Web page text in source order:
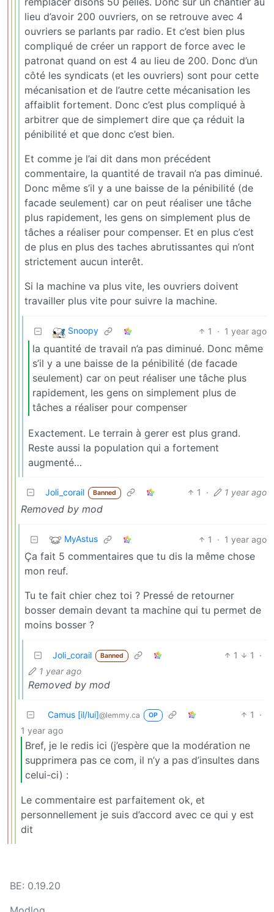
lieu d’avoir 200 ouvriers, on se retrouve avec 4
ouvriers se parlants par radio. Et c’est bien plus
compliqué de créer un rapport de force avec le
patronat quand on est 4 au lieu de 200. Donc d’un
côté les syndicats (et les ouvriers) sont pour cette
mécanisation et de l’autre cette mécanisation les
affaiblit fortement. Donc c’est plus compliqué à
arbitrer que de simplemert dire que ça réduit la
pénibilité et que donc c’est bien.
Et comme je l’ai dit dans mon précédent
commentaire, la quantité de travail n’a pas diminué.
Donc même s’il y a une baisse de la pénibilité (de
facade seulement) car on peut réaliser une tâche
plus rapidement, les gens on simplement plus de
tâches a réaliser pour compenser. Et en plus c’est
de plus en plus des taches abrutissantes qui n’ont
strictement aucun interêt.
Si la machine va plus vite, les ouvriers doivent
travailler plus vite pour suivre la machine.
Snoopy 1 · 1 year ago
la quantité de travail n’a pas diminué. Donc même
s’il y a une baisse de la pénibilité (de facade
seulement) car on peut réaliser une tâche plus
rapidement, les gens on simplement plus de
tâches a réaliser pour compenser
Exactement. Le terrain à gerer est plus grand.
Reste aussi la population qui a fortement
augmenté…
Joli_corail Banned 1 · 1 year ago
Removed by mod
MyAstus 1 · 1 year ago
Ça fait 5 commentaires que tu dis la même chose
mon reuf.
Tu te fait chier chez toi ? Pressé de retourner
bosser demain devant ta machine qui tu permet de
moins bosser ?
Joli_corail Banned 1 1
·
1 year ago
Removed by mod
Camus [il/lui]@lemmy.ca OP 1
·
1 year ago
Bref, je le redis ici (j’espère que la modération ne
supprimera pas ce com, il n’y a pas d’insultes dans
celui-ci) :
Le commentaire est parfaitement ok, et
personnellement je suis d’accord avec ce qui y est
dit
BE: 0.19.20